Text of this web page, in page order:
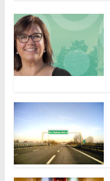
e
b
o
o
k
itt
er